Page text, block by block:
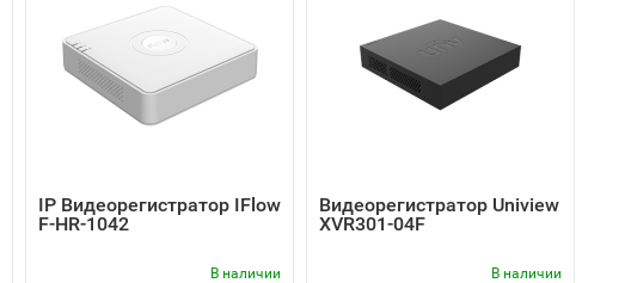
IP Видеорегистратор IFlow
F-HR-1042
В наличии
Видеорегистратор Uniview
XVR301-04F
В наличии